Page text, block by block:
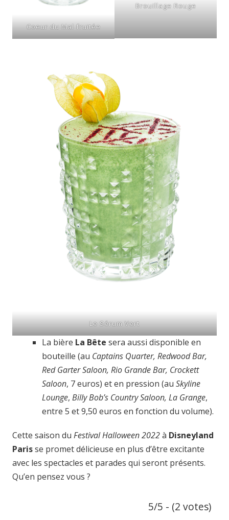
Coeur du Mal fruitée
Brouillage Rouge
Le Sérum Vert
La bière La Bêtesera aussi disponible en
bouteille (au Captains Quarter, Redwood Bar,
Red Garter Saloon, Rio Grande Bar, Crockett
Saloon, 7 euros) et en pression (auSkyline
Lounge,Billy Bob’s Country Saloon, La Grange,
entre 5 et 9,50 euros en fonction du volume).
Cette saison du Festival Halloween 2022à Disneyland
Parisse promet délicieuse en plus d’être excitante
avec les spectacles et parades qui seront présents.
Qu’en pensez vous ?
5/5 - (2 votes)